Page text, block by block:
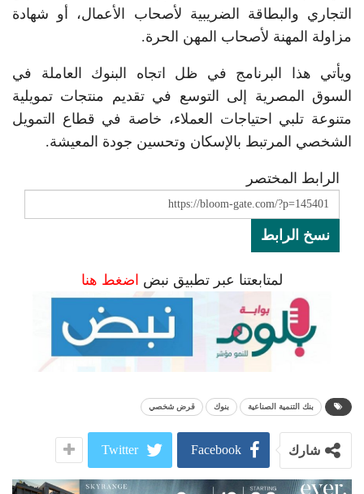
التجاري والبطاقة الضريبية لأصحاب الأعمال، أو شهادة
مزاولة المهنة لأصحاب المهن الحرة.
ويأتي هذا البرنامج في ظل اتجاه البنوك العاملة في
السوق المصرية إلى التوسع في تقديم منتجات تمويلية
متنوعة تلبي احتياجات العملاء، خاصة في قطاع التمويل
الشخصي المرتبط بالإسكان وتحسين جودة المعيشة.
الرابط المختصر
نسخ الرابط
لمتابعتنا عبر تطبيق نبض اضغط هنا
بنك التنمية الصناعية بنوك قرض شخصي
شارك Facebook
Twitter